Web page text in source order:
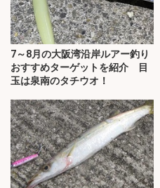
7～8月の大阪湾沿岸ルアー釣り
おすすめターゲットを紹介 目
玉は泉南のタチウオ！